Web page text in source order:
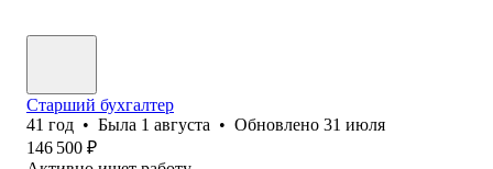
Старший бухгалтер
41 год • Была 1 августа • Обновлено 31 июля
146 500 ₽